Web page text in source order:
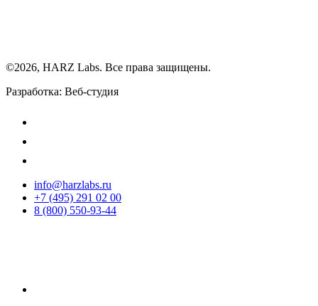
©2026, HARZ Labs. Все права защищены.
Разработка: Веб-студия
info@harzlabs.ru
+7 (495) 291 02 00
8 (800) 550-93-44